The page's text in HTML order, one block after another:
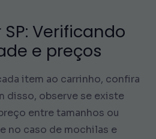
SP: Verificando
e preços
item ao carrinho, confira
disso, observe se existe
entre tamanhos ou
no caso de mochilas e